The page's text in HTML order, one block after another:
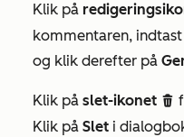
Klik på
kommentaren,
og klik derefter på
Klik på slet-ikonet delete
Klik på Slet i